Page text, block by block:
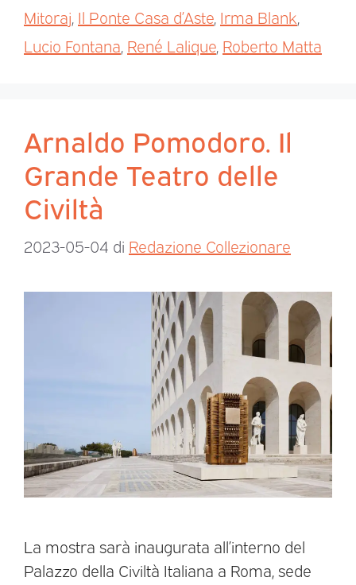
Mitoraj, Il Ponte Casa d’Aste, Irma Blank,
Lucio Fontana, René Lalique, Roberto Matta
Arnaldo Pomodoro. Il
Grande Teatro delle
Civiltà
2023-05-04 di Redazione Collezionare
La mostra sarà inaugurata all’interno del
Palazzo della Civiltà Italiana a Roma, sede